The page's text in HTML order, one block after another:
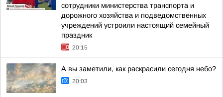
сотрудники министерства транспорта и
дорожного хозяйства и подведомственных
учреждений устроили настоящий семейный
праздник
20:15
А вы заметили, как раскрасили сегодня небо?
20:03